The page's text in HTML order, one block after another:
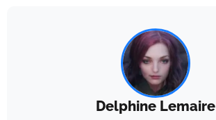
Delphine Lemaire